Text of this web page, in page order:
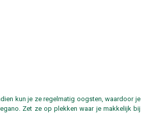
kun je ze regelmatig oogsten, waardoor je
Zet ze op plekken waar je makkelijk bij